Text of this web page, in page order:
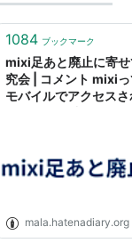
1084 ブックマーク
mixi足あと廃止に寄
究会 | コメント mixi
モバイルでアクセス
mala.hatenadiary.org